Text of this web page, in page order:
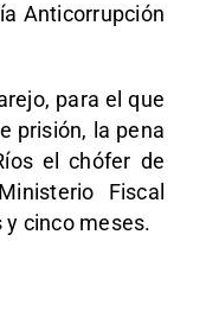
Anticorrupción
para el que
prisión, la pena
el chófer de
Fiscal
y cinco meses.